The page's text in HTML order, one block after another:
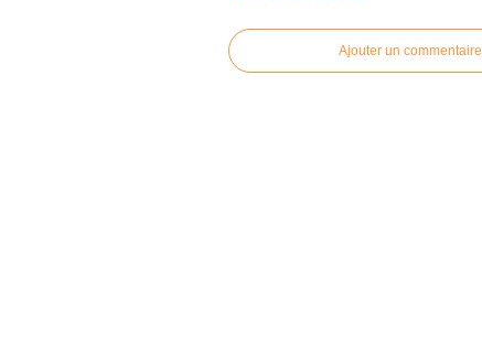
Ajouter un commentaire